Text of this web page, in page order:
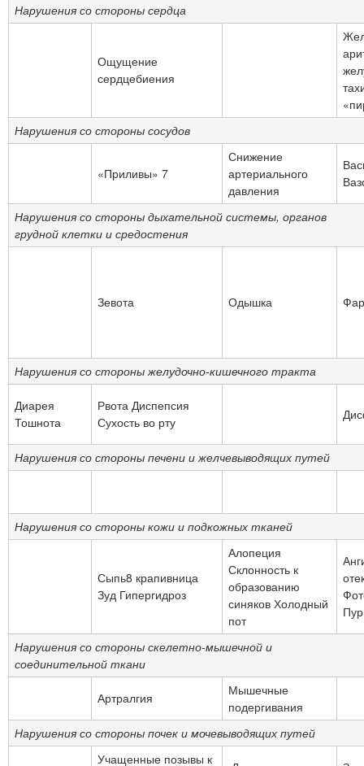
Нарушения со стороны сердца
Ощущение
сердцебиения
Нарушения со стороны сосудов
«Приливы» 7
Снижение
артериального
давления
Нарушения со стороны дыхательной системы, органов
грудной клетки и средостения
Зевота Одышка
Нарушения со стороны желудочно-кишечного тракта
Диарея
Тошнота
Рвота Диспепсия
Сухость во рту
Нарушения со стороны печени и желчевыводящих путей
Нарушения со стороны кожи и подкожных тканей
Сыпь8 крапивница
Зуд Гипергидроз
Алопеция
Склонность к
образованию
синяков Холодный
пот
Нарушения со стороны скелетно-мышечной и
соединительной ткани
Артралгия
Мышечные
подергивания
Нарушения со стороны почек и мочевыводящих путей
Учащенные позывы к